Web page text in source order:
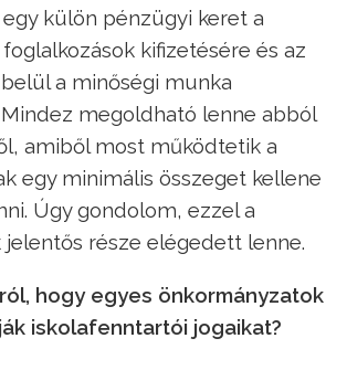
külön pénzügyi keret a
kifizetésére és az
a minőségi munka
Mindez megoldható lenne abból
amiből most működtetik a
egy minimális összeget kellene
Úgy gondolom, ezzel a
része elégedett lenne.
hogy egyes önkormányzatok
iskolafenntartói jogaikat?